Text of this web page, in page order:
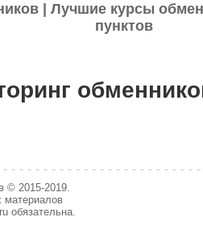
| Лучшие курсы
пунктов
© 2015-2019.
материалов
обязательна.